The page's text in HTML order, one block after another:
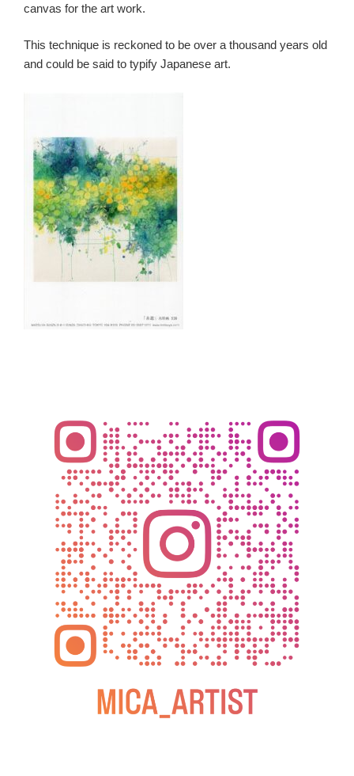
canvas for the art work.
This technique is reckoned to be over a thousand years old
and could be said to typify Japanese art.